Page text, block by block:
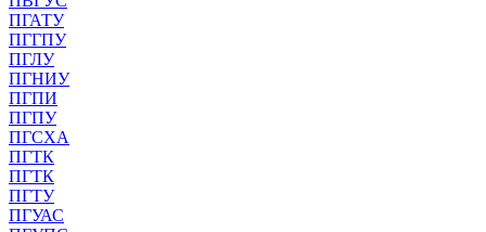
ПГАТУ
ПГГПУ
ПГЛУ
ПГНИУ
ПГПИ
ПГПУ
ПГСХА
ПГТК
ПГТК
ПГТУ
ПГУАС